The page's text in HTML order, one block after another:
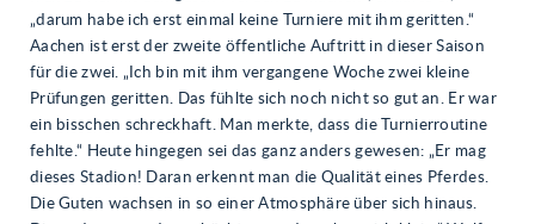
„darum habe ich erst einmal keine Turniere mit ihm geritten.“
Aachen ist erst der zweite öffentliche Auftritt in dieser Saison
für die zwei. „Ich bin mit ihm vergangene Woche zwei kleine
Prüfungen geritten. Das fühlte sich noch nicht so gut an. Er war
ein bisschen schreckhaft. Man merkte, dass die Turnierroutine
fehlte.“ Heute hingegen sei das ganz anders gewesen: „Er mag
dieses Stadion! Daran erkennt man die Qualität eines Pferdes.
Die Guten wachsen in so einer Atmosphäre über sich hinaus.